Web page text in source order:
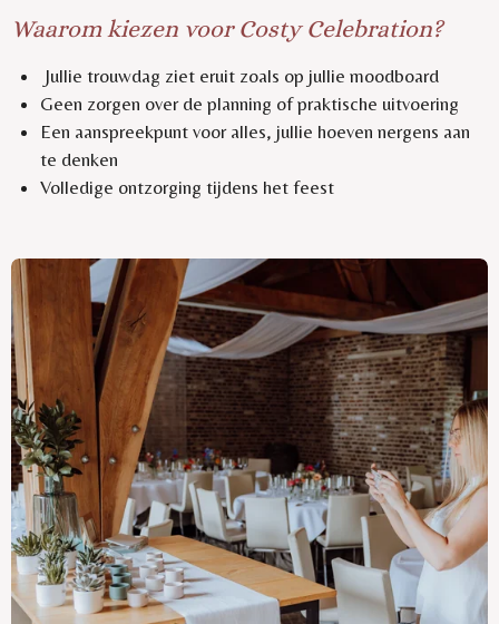
Waarom kiezen voor Costy Celebration?
Jullie trouwdag ziet eruit zoals op jullie moodboard
Geen zorgen over de planning of praktische uitvoering
Een aanspreekpunt voor alles, jullie hoeven nergens aan
te denken
Volledige ontzorging tijdens het feest